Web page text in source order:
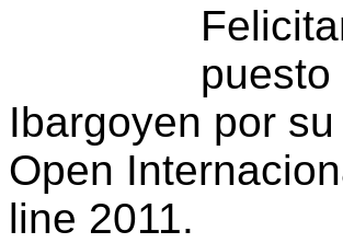
Ibargoyen por
Open
line 2011.